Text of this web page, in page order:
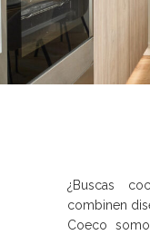
¿Buscas
combinen
Coeco